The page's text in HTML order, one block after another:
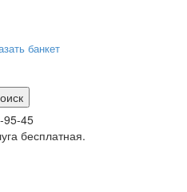
банкет
95-45
бесплатная.